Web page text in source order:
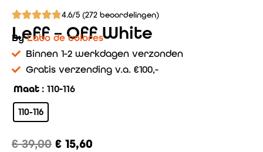
4.6/5 (272 beoordelingen)
Leff – Off White
ByLabo de colores
Binnen 1-2 werkdagen verzonden
Gratis verzending v.a. €100,-
Maat : 110-116
110-116
€39,00 € 15,60